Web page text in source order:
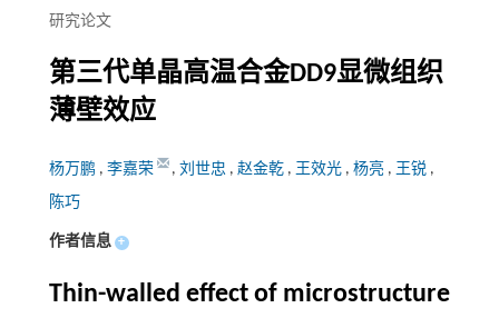
研究论文
第三代单晶高温合金DD9显微组织
薄壁效应
杨万鹏 , 李嘉荣 , 刘世忠 , 赵金乾 , 王效光 , 杨亮 , 王锐 ,
陈巧
作者信息 +
Thin-walled effect of microstructure